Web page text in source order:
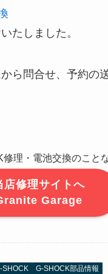
たしました。
ら問合せ、予約の
修理・電池交換のこと
店修理サイトへ
Garage
SHOCK G-SHOCK部品情報